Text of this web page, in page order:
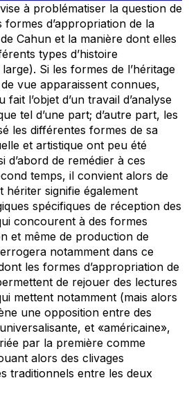
à problématiser la question de
formes d’appropriation de la
Cahun et la manière dont elles
types d’histoire
Si les formes de l’héritage
vue apparaissent connues,
l’objet d’un travail d’analyse
tel d’une part; d’autre part, les
les différentes formes de sa
et artistique ont peu été
d’abord de remédier à ces
temps, il convient alors de
signifie également
spécifiques de réception des
concourent à des formes
et même de production de
notamment dans ce
les formes d’appropriation de
de rejouer des lectures
mettent notamment (mais alors
une opposition entre des
et «américaine»,
par la première comme
alors des clivages
traditionnels entre les deux